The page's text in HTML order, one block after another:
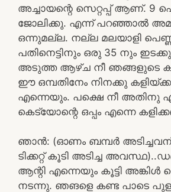
അച്ചായന്റെ സെറ്റപ്പ് ആണ്. 9
ജോലിക്കു. എന്ന് പറഞ്ഞാൽ
ഒന്നുമല്ല. നല്ല മലയാളി
പതിനെട്ടിനും ഒരു 35 നും
അടുത്ത ആഴ്ച നീ ഞങ്ങളുടെ
ഈ ഒമ്പതിനേം നിനക്കു
എന്നെയും. പക്ഷെ നീ അതിനു
കെട്യോന്റെ ഒപ്പം എന്നെ
ഞാൻ: (ഓണം ബമ്പർ
ടിക്കറ്റ് കൂടി അടിച്ച
ആന്റി എന്നെയും കൂട്ടി അങ്കിൾ
നടന്നു. ഞങളെ കണ്ട പാടെ